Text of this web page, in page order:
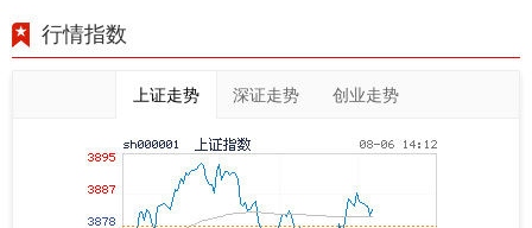
行情指数
上证走势 深证走势 创业走势